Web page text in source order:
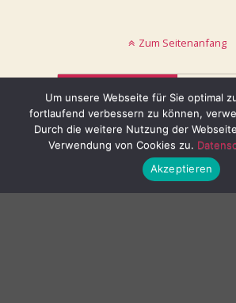
Zum Seitenanfang
Mobil
© keinblatt.de
Um unsere Webseite für Sie optimal
fortlaufend verbessern zu können,
Durch die weitere Nutzung der
Verwendung von Cookies zu.
Akzeptieren